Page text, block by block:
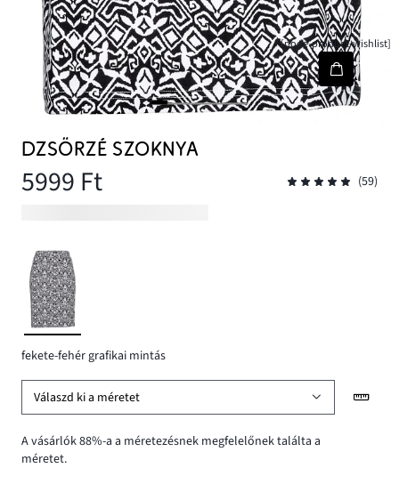
[node-product-wishlist]
DZSÖRZÉ SZOKNYA
5999 Ft (59)
fekete-fehér grafikai mintás
Válaszd ki a méretet
A vásárlók 88%-a a méretezésnek megfelelőnek találta a
méretet.